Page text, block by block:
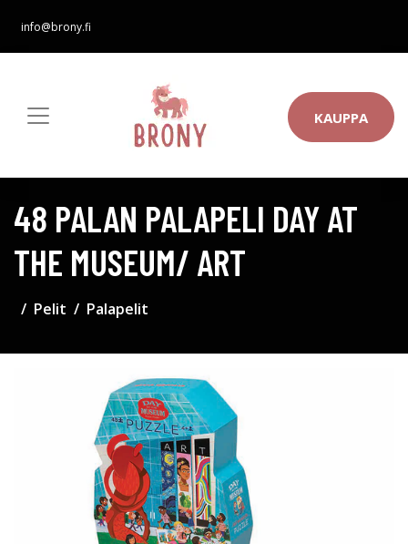
info@brony.fi
KAUPPA
48 PALAN PALAPELI DAY AT
THE MUSEUM/ ART
Pelit Palapelit